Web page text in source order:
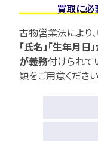
買取に
古物営業法により
「氏名」「生年月
が義務付けられて
類をご用意ください